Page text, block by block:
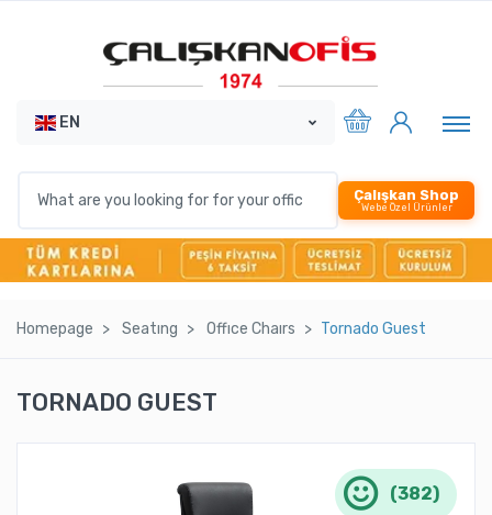
EN
Çalışkan Shop
Webe Özel Ürünler
Homepage Seatıng Offıce Chaırs Tornado Guest
TORNADO GUEST
(382)